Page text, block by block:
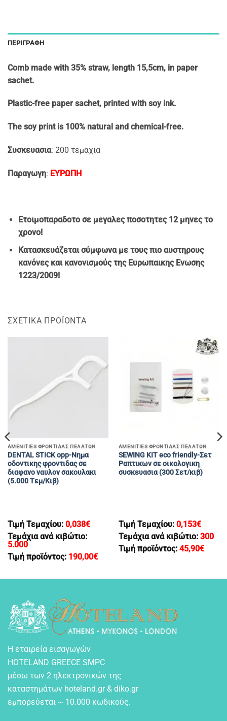
ΠΕΡΙΓΡΑΦΉ
Comb made with 35% straw, length 15,5cm, in paper
sachet.
Plastic-free paper sachet, printed with soy ink.
The soy print is 100% natural and chemical-free.
Συσκευασια: 200 τεμαχια
Παραγωγη: ΕΥΡΩΠΗ
Ετοιμοπαραδοτο σε μεγαλες ποσοτητες 12 μηνες το
χρονο!
Κατασκευάζεται σύμφωνα με τους πιο αυστηρους
κανόνες και κανονισμούς της Ευρωπαικης Ενωσης
1223/2009!
ΣΧΕΤΙΚΆ ΠΡΟΪΌΝΤΑ
AMENITIES ΦΡΟΝΤΙΔΑΣ ΠΕΛΑΤΩΝ
DENTAL STICK opp-Nημα
οδοντικης φροντιδας σε
διαφανο ναυλον σακουλακι
(5.000 Tεμ/Κιβ)
Τιμή Τεμαχίου: 0,038€
Τεμάχια ανά κιβώτιο:
5.000
Τιμή προϊόντος: 190,00€
AMENITIES ΦΡΟΝΤΙΔΑΣ ΠΕΛΑΤΩΝ
SEWING KIT eco friendly-Σετ
Ραπτικων σε οικολογικη
συσκευασια (300 Σετ/κιβ)
Τιμή Τεμαχίου: 0,153€
Τεμάχια ανά κιβώτιο: 300
Τιμή προϊόντος: 45,90€
Η εταιρεία εισαγωγών
HOTELAND GREECE SMPC
μέσω των 2 ηλεκτρονικών της
καταστημάτων hoteland.gr & diko.gr
εμπορεύεται ~ 10.000 κωδικούς.